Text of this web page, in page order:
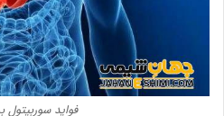
فواید سوربیتول